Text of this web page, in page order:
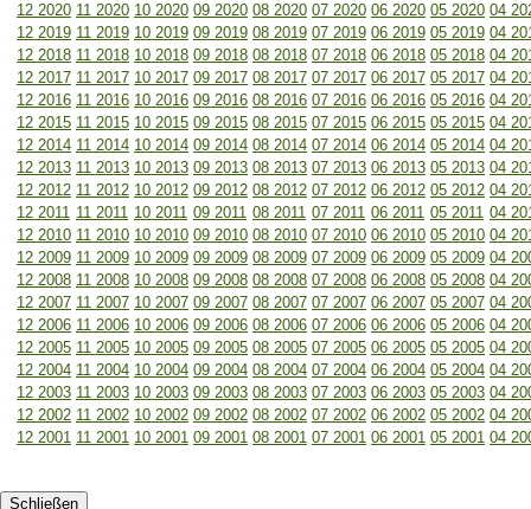
12 2020 11 2020 10 2020 09 2020 08 2020 07 2020 06 2020 05 2020 04
12 2019 11 2019 10 2019 09 2019 08 2019 07 2019 06 2019 05 2019 04
12 2018 11 2018 10 2018 09 2018 08 2018 07 2018 06 2018 05 2018 04
12 2017 11 2017 10 2017 09 2017 08 2017 07 2017 06 2017 05 2017 04
12 2016 11 2016 10 2016 09 2016 08 2016 07 2016 06 2016 05 2016 04
12 2015 11 2015 10 2015 09 2015 08 2015 07 2015 06 2015 05 2015 04
12 2014 11 2014 10 2014 09 2014 08 2014 07 2014 06 2014 05 2014 04
12 2013 11 2013 10 2013 09 2013 08 2013 07 2013 06 2013 05 2013 04
12 2012 11 2012 10 2012 09 2012 08 2012 07 2012 06 2012 05 2012 04
12 2011 11 2011 10 2011 09 2011 08 2011 07 2011 06 2011 05 2011 04
12 2010 11 2010 10 2010 09 2010 08 2010 07 2010 06 2010 05 2010 04
12 2009 11 2009 10 2009 09 2009 08 2009 07 2009 06 2009 05 2009 04
12 2008 11 2008 10 2008 09 2008 08 2008 07 2008 06 2008 05 2008 04
12 2007 11 2007 10 2007 09 2007 08 2007 07 2007 06 2007 05 2007 04
12 2006 11 2006 10 2006 09 2006 08 2006 07 2006 06 2006 05 2006 04
12 2005 11 2005 10 2005 09 2005 08 2005 07 2005 06 2005 05 2005 04
12 2004 11 2004 10 2004 09 2004 08 2004 07 2004 06 2004 05 2004 04
12 2003 11 2003 10 2003 09 2003 08 2003 07 2003 06 2003 05 2003 04
12 2002 11 2002 10 2002 09 2002 08 2002 07 2002 06 2002 05 2002 04
12 2001 11 2001 10 2001 09 2001 08 2001 07 2001 06 2001 05 2001 04